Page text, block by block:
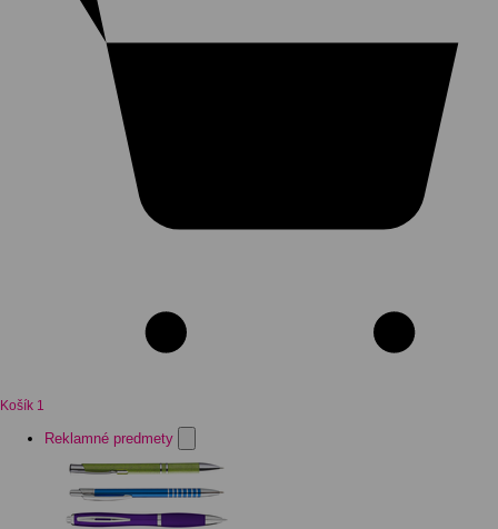
Košík 1
Reklamné predmety